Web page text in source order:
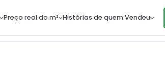
Preço real do m² Histórias de quem Vendeu